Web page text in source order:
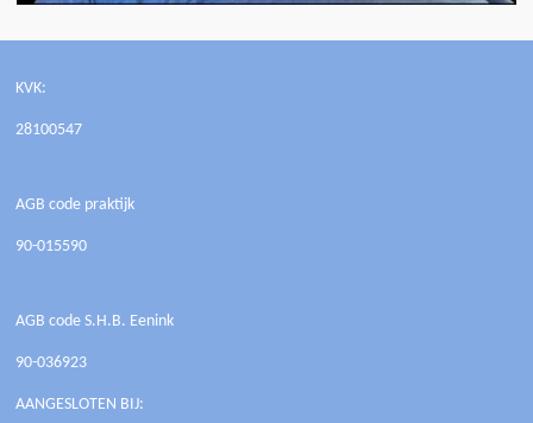
KVK:
28100547
AGB code praktijk
90-015590
AGB code S.H.B. Eenink
90-036923
AANGESLOTEN BIJ: